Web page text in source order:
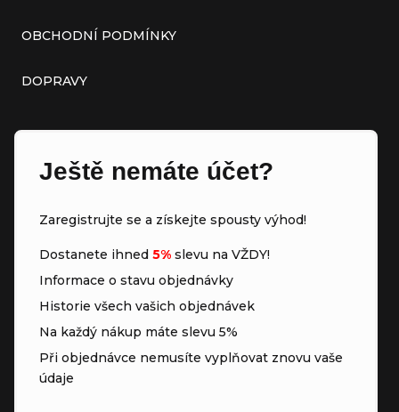
OBCHODNÍ PODMÍNKY
DOPRAVY
Ještě nemáte účet?
Zaregistrujte se a získejte spousty výhod!
Dostanete ihned 5% slevu na VŽDY!
Informace o stavu objednávky
Historie všech vašich objednávek
Na každý nákup máte slevu 5%
Při objednávce nemusíte vyplňovat znovu vaše
údaje